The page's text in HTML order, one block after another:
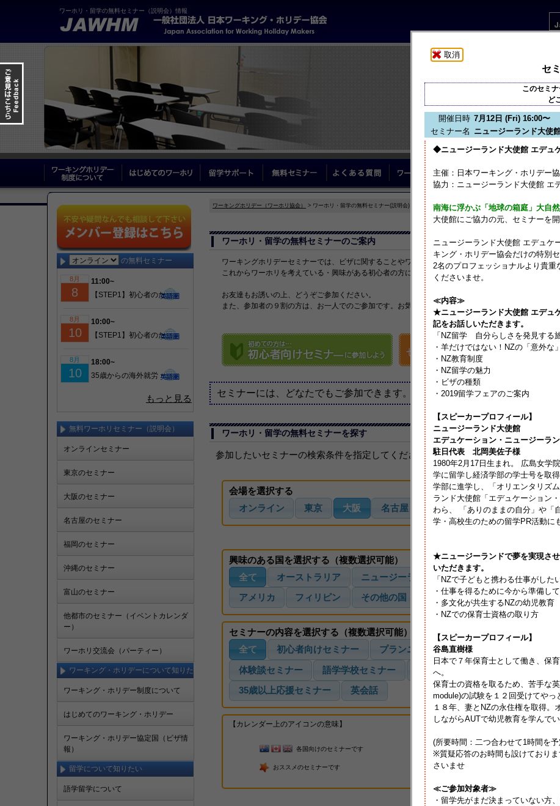
ワーホリ・留学の無料セミナー（説明会）情報
ワーキングホリデー制度についてはじめてのワーホリ 留学サポート 無料セミナー よくある質問
の無料セミナー
8月
8
11:00~
【STEP1】初心者のための成功するワーホリ・留学準備｜現地仕事＆ビザ情報も徹底解説！
8月
10
10:00~
【STEP1】初心者のための成功するワーホリ・留学準備｜現地仕事＆ビザ情報も徹底解説！
8月
10
18:00~
35歳からの海外就労・セカンドキャリア実現セミナー
もっと見る
無料ワーホリセミナー（説明会）
オンラインセミナー
東京のセミナー
大阪のセミナー
名古屋のセミナー
福岡のセミナー
沖縄のセミナー
富山のセミナー
他都市のセミナー（イベントカレンダ
ー）
ワーホリ交流会（パーティー）
ワーキング・ホリデーについて知りた
ワーキング・ホリデー制度について
はじめてのワーキング・ホリデー
ワーキング・ホリデー協定国（ビザ情
報）
留学について知りたい
語学留学について
ワーキングホリデー（ワーホリ協会） > ワーホリ・留学の無料セミナー(説明会)
ワーホリ・留学の無料セミナーのご案内
ワーキングホリデーセミナーでは、ビザに関することやワーホリに必要なものなど、
これからワーホリを考えている・興味がある初心者の方にもわかりやすくお話しします。
お友達もお誘いの上、どうぞご参加ください。
また、参加者の９割の方は、お一人でのご参加です。お気軽にご参加下さい。
セミナーには、どなたでもご参加できます。（無料です。）
ワーホリ・留学の無料セミナーを探す
参加したいセミナーの検索条件を指定してください。
会場を選択する
オンライン
東京 大阪 名古屋 福岡 沖縄 京都 大
興味のある国を選択する（複数選択可能）
全て
オーストラリア ニュージーランド カナダ イギリス
アメリカ フィリピン その他の国
セミナーの内容を選択する（複数選択可能）
全て
初心者向けセミナー プランニング法セミナー
体験談セミナー 語学学校セミナー 注目！人気のセミナー
35歳以上応援セミナー 英会話
【カレンダー上のアイコンの意味】
各国向けのセミナーです 英語圏の国セミナーです
おススメのセミナーです 注目 注目のセミナーです
セ
このセミ
ど
開催日時 7月12日 (Fri) 16:00〜
セミナー名 ニュージーランド大使
◆ニュージーランド大使館 エデュ
主催：日本ワーキング・ホリデー
協力：ニュージーランド大使館
南海に浮かぶ「地球の箱庭」大自
大使館にご協力の元、セミナーを
ニュージーランド大使館 エデュケ
キング・ホリデー協会だけの特別セ
2名のプロフェッショナルより貴
くださいませ。
≪内容≫
★ニュージーランド大使館 エデュ
記をお話しいただきます。
「NZ留学 自分らしさを発見する旅
・羊だけではない！NZの「意外な
・NZ教育制度
・NZ留学の魅力
・ビザの種類
・2019留学フェアのご案内
【スピーカープロフィール】
ニュージーランド大使館
エデュケーション・ニュージーラ
駐日代表 北岡美佐子様
1980年2月17日生まれ。 広島女学
学に留学し経済学部の学士号を取
学部に進学し、「オリエンタリズ
ランド大使館「エデュケーション
わら、 「ありのままの自分」や「
学・高校生のための留学PR活動に
★ニュージーランドで夢を実現さ
いただきます。
「NZで子どもと携わる仕事がした
・仕事を得るために今から準備し
・多文化が共生するNZの幼児教育
・NZでの保育士資格の取り方
【スピーカープロフィール】
谷島直樹様
日本で７年保育士として働き、保
へ。
保育士の資格を取るため、苦手な
module)の試験を１２回受けてや
１８年、妻とNZの永住権を取得。
しながらAUTで幼児教育を学んでい
(所要時間：二つ合わせて1時間を
※質疑応答のお時間も設けており
さいませ
≪ご参加対象者≫
・留学先がまだ決まっていない方